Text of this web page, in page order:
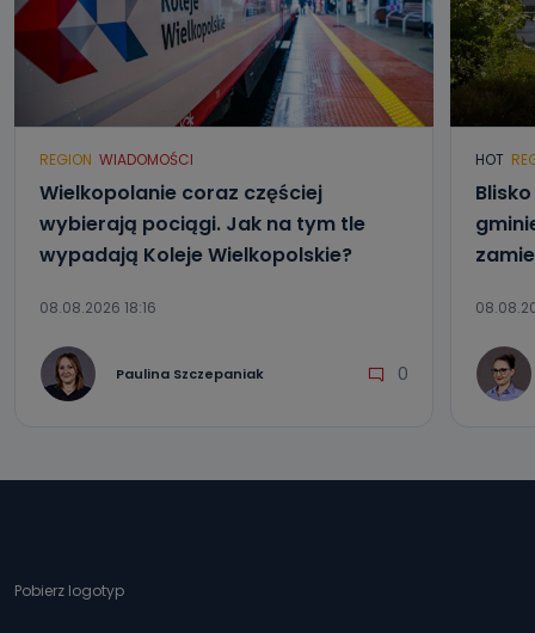
REGION WIADOMOŚCI
Wielkopolanie coraz częściej
wybierają pociągi. Jak na tym tle
wypadają Koleje Wielkopolskie?
08.08.2026 18:16
Paulina Szczepaniak 0
HOT
Pobierz logotyp